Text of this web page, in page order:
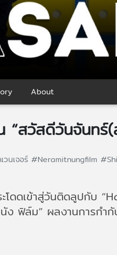
About
“สวัสดีวันจันทร์(
วนเจอร์#Neramitnungfilm
โดดเข้าสู่วันติดลูปกับ
ง ฟิล์ม” ผลงานการกำ